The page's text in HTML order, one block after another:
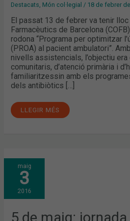
Destacats Món col·legial / 18 de febrer
El passat 13 de febrer va tenir lloc
Farmacèutics de Barcelona
rodona “Programa per optimitzar
(PROA) al pacient ambulatori”.
nivells assistencials, l’objectiu
comunitaris, d’atenció primària i
familiaritzessin amb els
dels antibiòtics […]
LLEGIR MÉS
maig
3
2016
5 de maig:
5
DE
MAIG:
JORNADA
SOBRE
PSORIASI
I
PSORIÀSICA
A